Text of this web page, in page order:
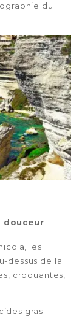
du
douceur
les
dessus de la
croquantes,
gras